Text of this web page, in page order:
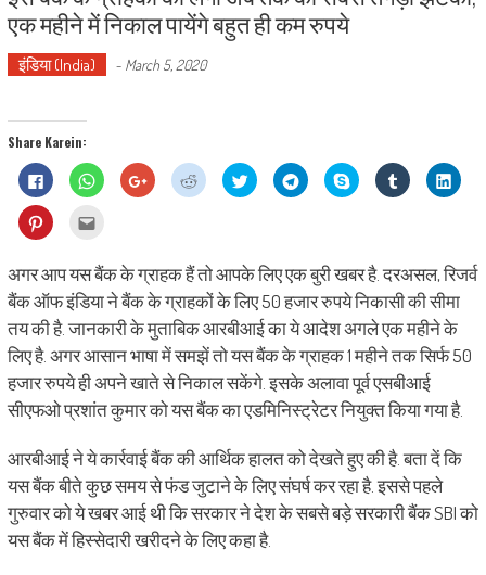
एक महीने में निकाल पायेंगे बहुत ही कम रुपये
इंडिया (India) - March 5, 2020
Share Karein:
Click
to
share
on
Facebook
(Opens
new
window)
Click
to
share
new
window)
Click
to
share
new
window)
Click
to
share
new
window)
Click
to
share
new
window)
Click
to
share
new
window)
Share
on
Skype
Click
to
share
new
window)
Click
to
new
Click
to
Pinterest
(Opens
in
new
window)
to
a
friend
(Opens
in
new
window)
अगर आप यस बैंक के ग्राहक हैं तो आपके लिए एक बुरी खबर है. दरअसल, रिजर्व
बैंक ऑफ इंडिया ने बैंक के ग्राहकों के लिए 50 हजार रुपये निकासी की सीमा
तय की है. जानकारी के मुताबिक आरबीआई का ये आदेश अगले एक महीने के
लिए है. अगर आसान भाषा में समझें तो यस बैंक के ग्राहक 1 महीने तक सिर्फ 50
हजार रुपये ही अपने खाते से निकाल सकेंगे. इसके अलावा पूर्व एसबीआई
सीएफओ प्रशांत कुमार को यस बैंक का एडमिनिस्ट्रेटर नियुक्त किया गया है.
आरबीआई ने ये कार्रवाई बैंक की आर्थिक हालत को देखते हुए की है. बता दें कि
यस बैंक बीते कुछ समय से फंड जुटाने के लिए संघर्ष कर रहा है. इससे पहले
गुरुवार को ये खबर आई थी कि सरकार ने देश के सबसे बड़े सरकारी बैंक SBI को
यस बैंक में हिस्‍सेदारी खरीदने के लिए कहा है.